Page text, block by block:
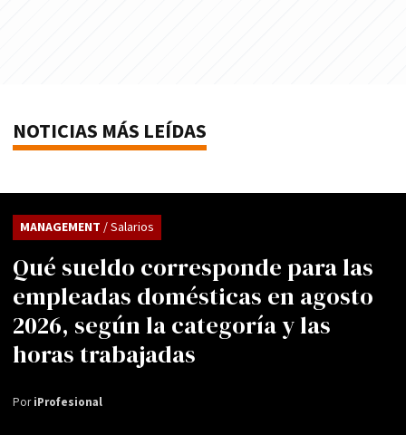
NOTICIAS MÁS LEÍDAS
Qué sueldo corresponde para las
empleadas domésticas en agosto
2026, según la categoría y las
horas trabajadas
MANAGEMENT / Salarios
PoriProfesional